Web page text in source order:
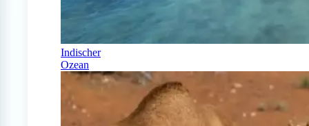
Indischer
Ozean